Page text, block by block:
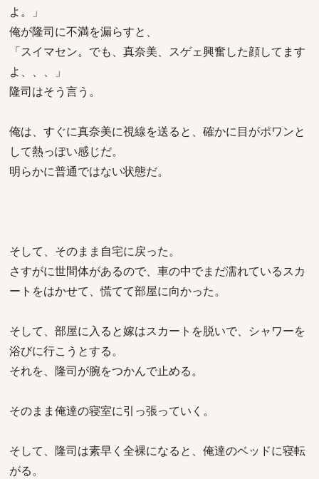
よ。」
俺が隆司に不満を漏らすと、
「スイマセン。でも、真奈美、スゲェ興奮した顔してます
よ、、、」
隆司はそう言う。
俺は、すぐに真奈美に視線を送ると、確かに目がポワンと
して熱っぽい感じだ。
明らかに普通ではない状態だ。
そして、そのまま自宅に戻った。
さすがに世間体があるので、車の中でまだ濡れているスカ
ートをはかせて、慌てて部屋に向かった。
そして、部屋に入ると嫁はスカートを脱いで、シャワーを
浴びに行こうとする。
それを、隆司が腕をつかんで止める。
そのまま俺達の寝室に引っ張っていく。
そして、隆司は素早く全裸になると、俺達のベッドに寝転
がる。